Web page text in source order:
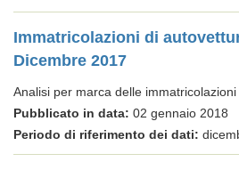
Immatricolazioni di
Dicembre 2017
Analisi per marca delle
Pubblicato in data: 02 gennaio 2018
Periodo di riferimento dei dati: